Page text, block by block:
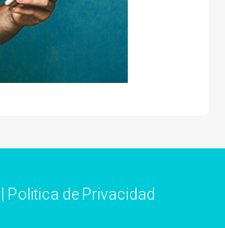
Politica de Privacidad